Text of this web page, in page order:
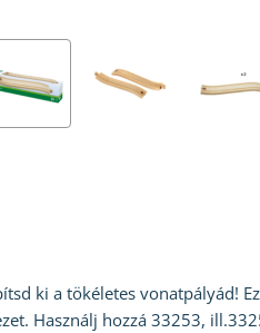
ki a tökéletes vonatpályád!
Használj hozzá 33253,